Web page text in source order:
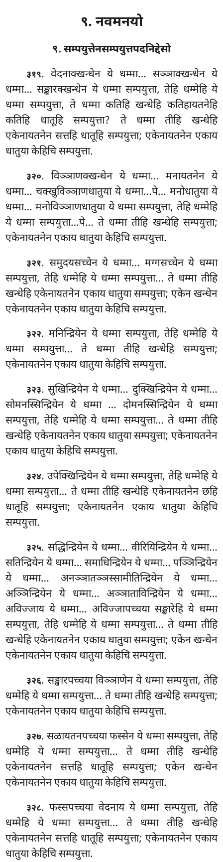
९. नवमनयो
९. सम्पयुत्तेनसम्पयुत्तपदनिद्देसो
३१९. वेदनाक्खन्धेन ये धम्मा… सञ्ञाक्खन्धेन ये
धम्मा… सङ्खारक्खन्धेन ये धम्मा सम्पयुत्ता, तेहि धम्मेहि ये
धम्मा सम्पयुत्ता, ते धम्मा कतिहि खन्धेहि कतिहायतनेहि
कतिहि धातूहि सम्पयुत्ता? ते धम्मा तीहि खन्धेहि
एकेनायतनेन सत्तहि धातूहि सम्पयुत्ता; एकेनायतनेन एकाय
धातुया केहिचि सम्पयुत्ता.
३२०. विञ्ञाणक्खन्धेन ये धम्मा… मनायतनेन ये
धम्मा… चक्खुविञ्ञाणधातुया ये धम्मा…पे… मनोधातुया ये
धम्मा… मनोविञ्ञाणधातुया ये धम्मा सम्पयुत्ता, तेहि धम्मेहि
ये धम्मा सम्पयुत्ता…पे… ते धम्मा तीहि खन्धेहि सम्पयुत्ता;
एकेनायतनेन एकाय धातुया केहिचि सम्पयुत्ता.
३२१. समुदयसच्चेन ये धम्मा… मग्गसच्चेन ये धम्मा
सम्पयुत्ता, तेहि धम्मेहि ये धम्मा सम्पयुत्ता… ते धम्मा तीहि
खन्धेहि एकेनायतनेन एकाय धातुया सम्पयुत्ता; एकेन खन्धेन
एकेनायतनेन एकाय धातुया केहिचि सम्पयुत्ता.
३२२. मनिन्द्रियेन ये धम्मा सम्पयुत्ता, तेहि धम्मेहि ये
धम्मा सम्पयुत्ता… ते धम्मा तीहि खन्धेहि सम्पयुत्ता;
एकेनायतनेन एकाय धातुया केहिचि सम्पयुत्ता.
३२३. सुखिन्द्रियेन ये धम्मा… दुक्खिन्द्रियेन ये धम्मा…
सोमनस्सिन्द्रियेन ये धम्मा … दोमनस्सिन्द्रियेन ये धम्मा
सम्पयुत्ता, तेहि धम्मेहि ये धम्मा सम्पयुत्ता… ते धम्मा तीहि
खन्धेहि एकेनायतनेन एकाय धातुया सम्पयुत्ता; एकेनायतनेन
एकाय धातुया केहिचि सम्पयुत्ता.
३२४. उपेक्खिन्द्रियेन ये धम्मा सम्पयुत्ता, तेहि धम्मेहि ये
धम्मा सम्पयुत्ता… ते धम्मा तीहि खन्धेहि एकेनायतनेन छहि
धातूहि सम्पयुत्ता; एकेनायतनेन एकाय धातुया केहिचि
सम्पयुत्ता.
३२५. सद्धिन्द्रियेनये धम्मा… वीरियिन्द्रियेन ये धम्मा…
सतिन्द्रियेनये धम्मा… समाधिन्द्रियेन ये धम्मा… पञ्ञिन्द्रियेन
ये धम्मा… अनञ्ञातञ्ञस्सामीतिन्द्रियेन ये धम्मा…
अञ्ञिन्द्रियेन ये धम्मा… अञ्ञाताविन्द्रियेन ये धम्मा…
अविज्जाय ये धम्मा… अविज्जापच्चया सङ्खारेहि ये धम्मा
सम्पयुत्ता, तेहि धम्मेहि ये धम्मा सम्पयुत्ता… ते धम्मा तीहि
खन्धेहि एकेनायतनेन एकाय धातुया सम्पयुत्ता; एकेन खन्धेन
एकेनायतनेन एकाय धातुया केहिचि सम्पयुत्ता.
३२६. सङ्खारपच्चया विञ्ञाणेन ये धम्मा सम्पयुत्ता, तेहि
धम्मेहि ये धम्मा सम्पयुत्ता… ते धम्मा तीहि खन्धेहि सम्पयुत्ता;
एकेनायतनेन एकाय धातुया केहिचि सम्पयुत्ता.
३२७. सळायतनपच्चया फस्सेन ये धम्मा सम्पयुत्ता, तेहि
धम्मेहि ये धम्मा सम्पयुत्ता… ते धम्मा तीहि खन्धेहि
एकेनायतनेन सत्तहि धातूहि सम्पयुत्ता; एकेन खन्धेन
एकेनायतनेन एकाय धातुया केहिचि सम्पयुत्ता.
३२८. फस्सपच्चया वेदनाय ये धम्मा सम्पयुत्ता, तेहि
धम्मेहि ये धम्मा सम्पयुत्ता… ते धम्मा तीहि खन्धेहि
एकेनायतनेन सत्तहि धातूहि सम्पयुत्ता; एकेनायतनेन एकाय
धातुया केहिचि सम्पयुत्ता.